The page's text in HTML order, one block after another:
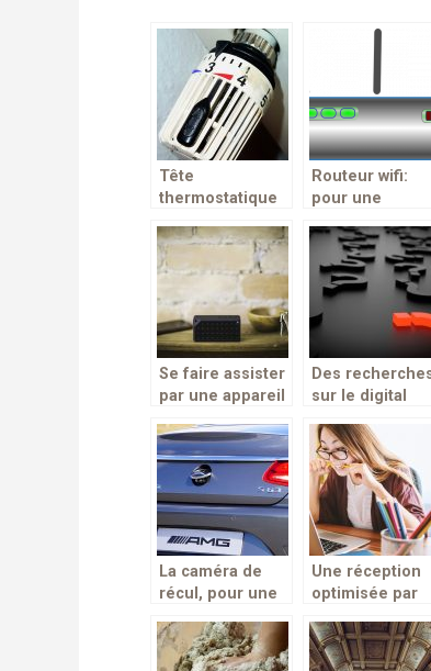
Tête
thermostatique
votre radiateur
Routeur wifi:
pour une
et fluide
Se faire assister
par une appareil
Des
sur le digital
insatisfaisantes
pour la société !
La caméra de
récul, pour une
en plus
sécuritaire
Une réception
optimisée par